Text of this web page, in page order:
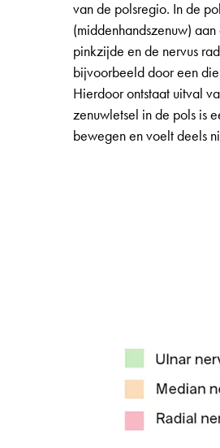
van de polsregio. In de
(middenhandszenuw)
pinkzijde en de nervus
bijvoorbeeld door een
Hierdoor ontstaat uitval
zenuwletsel in de pols is
bewegen en voelt deels